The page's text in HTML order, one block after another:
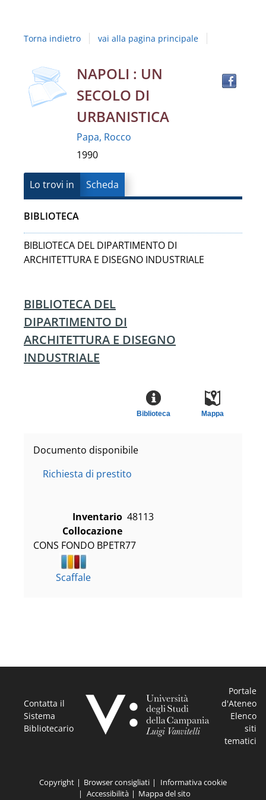
Campania
Vanvitelli"
Torna indietro vai alla pagina principale
Dettaglio
del
documento
copertina
NAPOLI : UN
SECOLO DI
URBANISTICA
Papa, Rocco
1990
Lo trovi in Scheda
BIBLIOTECA
BIBLIOTECA DEL DIPARTIMENTO DI
ARCHITETTURA E DISEGNO INDUSTRIALE
BIBLIOTECA DEL
DIPARTIMENTO DI
ARCHITETTURA E DISEGNO
INDUSTRIALE
Mappa
Biblioteca
Documento disponibile
Richiesta di prestito
Inventario 48113
Collocazione
CONS FONDO BPETR77
Scaffale
Contatta il
Sistema
Bibliotecario
Portale
d'Ateneo
Elenco
siti
tematici
Copyright Browser consigliati
Informativa cookie
Accessibilità
Mappa del sito